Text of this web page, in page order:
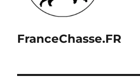
FranceChasse.FR